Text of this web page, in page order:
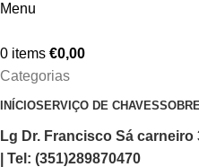
Menu
0 items €0,00
Categorias
INÍCIOSERVIÇO DE CHAVES
Lg Dr. Francisco Sá carneiro
| Tel: (351)289870470